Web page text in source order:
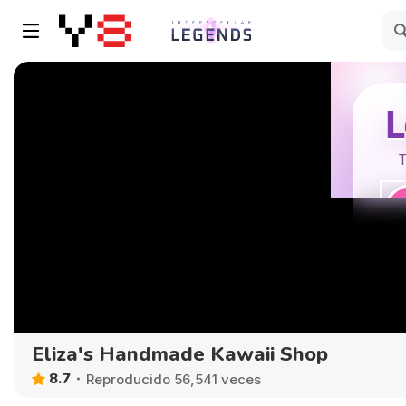
Eliza's Handmade Kawaii Shop
8.7 Reproducido 56,541 veces